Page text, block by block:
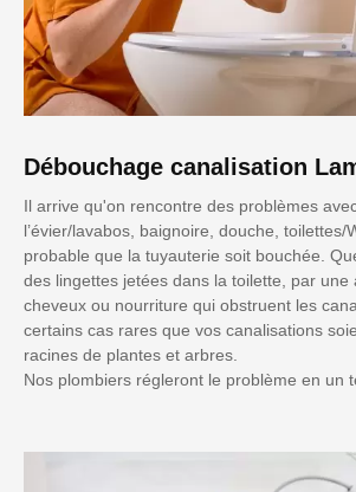
Débouchage canalisation
Il arrive qu'on rencontre des problèmes
l’évier/lavabos, baignoire, douche, toilettes/
probable que la tuyauterie soit bouchée.
des lingettes jetées dans la toilette, par une
cheveux ou nourriture qui obstruent les
certains cas rares que vos canalisations
racines de plantes et arbres.
Nos plombiers régleront le problème en un